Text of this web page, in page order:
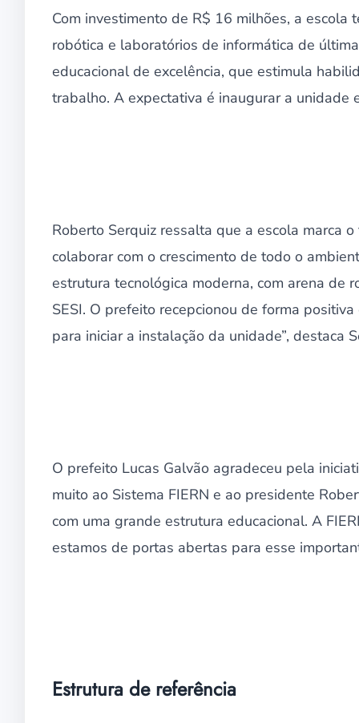
Com investimento de R$ 16 milhões, a
robótica e laboratórios de informática de
educacional de excelência, que estimula
trabalho. A expectativa é inaugurar a unidade
Roberto Serquiz ressalta que a escola marca
colaborar com o crescimento de todo o
estrutura tecnológica moderna, com arena de
SESI. O prefeito recepcionou de forma
para iniciar a instalação da unidade”, destaca
O prefeito Lucas Galvão agradeceu pela
muito ao Sistema FIERN e ao presidente
com uma grande estrutura educacional. A
estamos de portas abertas para esse
Estrutura de referência